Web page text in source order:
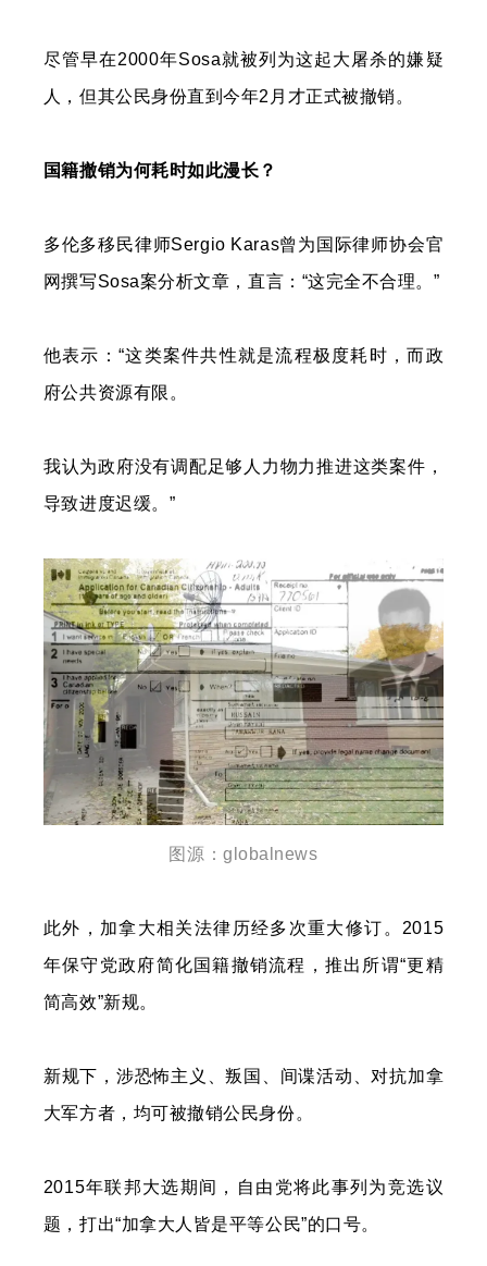
尽管早在2000年Sosa就被列为这起大屠杀的嫌疑
人，但其公民身份直到今年2月才正式被撤销。
国籍撤销为何耗时如此漫长？
多伦多移民律师Sergio Karas曾为国际律师协会官
网撰写Sosa案分析文章，直言：“这完全不合理。”
他表示：“这类案件共性就是流程极度耗时，而政
府公共资源有限。
我认为政府没有调配足够人力物力推进这类案件，
导致进度迟缓。”
图源：globalnews
此外，加拿大相关法律历经多次重大修订。2015
年保守党政府简化国籍撤销流程，推出所谓“更精
简高效”新规。
新规下，涉恐怖主义、叛国、间谍活动、对抗加拿
大军方者，均可被撤销公民身份。
2015年联邦大选期间，自由党将此事列为竞选议
题，打出“加拿大人皆是平等公民”的口号。